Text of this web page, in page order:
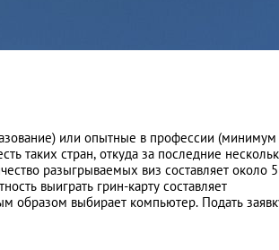
или опытные в профессии (минимум
таких стран, откуда за последние
разыгрываемых виз составляет около
выиграть грин-карту составляет
образом выбирает компьютер. Подать